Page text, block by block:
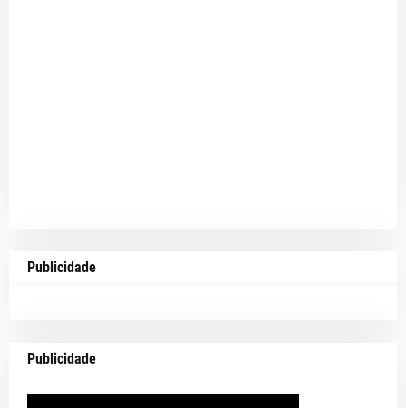
Publicidade
Publicidade